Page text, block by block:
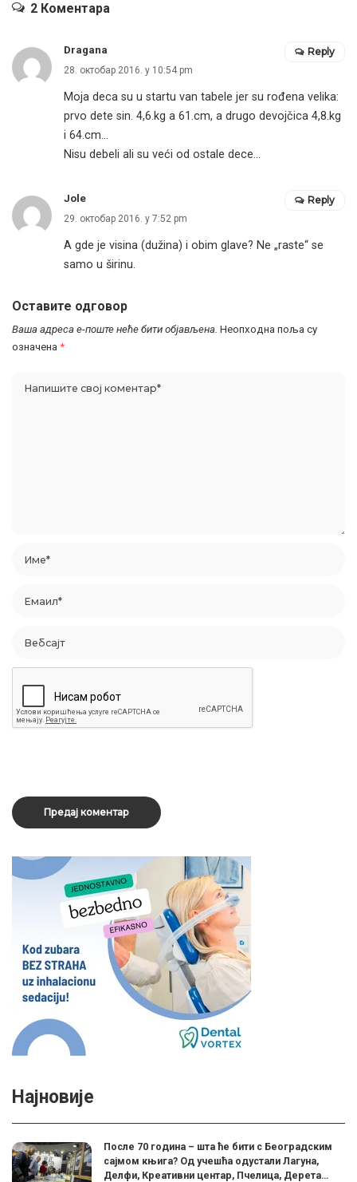
2 Коментара
Dragana
28. октобар 2016. у 10:54 pm
Moja deca su u startu van tabele jer su rođena velika:
prvo dete sin. 4,6.kg a 61.cm, a drugo devojčica 4,8.kg
i 64.cm…
Nisu debeli ali su veći od ostale dece…
Reply
Jole
29. октобар 2016. у 7:52 pm
A gde je visina (dužina) i obim glave? Ne „raste“ se
samo u širinu.
Reply
Оставите одговор
Ваша адреса е-поште неће бити објављена. Неопходна поља су
означена *
Најновије
После 70 година – шта ће бити с Београдским
сајмом књига? Од учешћа одустали Лагуна,
Делфи, Креативни центар, Пчелица, Дерета…